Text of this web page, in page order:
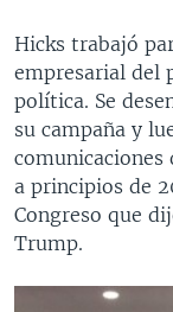
Hicks trabajó
empresarial del
política. Se
su campaña y
comunicaciones
a principios de
Congreso que
Trump.